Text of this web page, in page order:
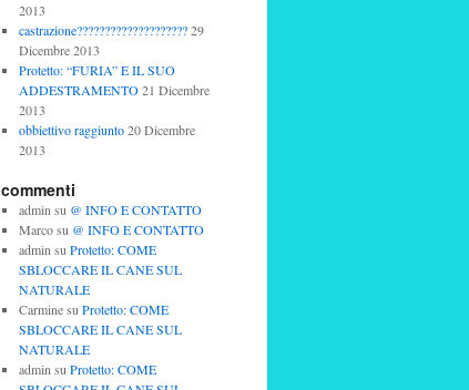
2013
castrazione???????????????????? 29
Dicembre 2013
Protetto: “FURIA” E IL SUO
ADDESTRAMENTO 21 Dicembre
2013
obbiettivo raggiunto 20 Dicembre
2013
commenti
admin su @ INFO E CONTATTO
Marcosu @ INFO E CONTATTO
admin su Protetto: COME
SBLOCCARE IL CANE SUL
NATURALE
Carminesu Protetto: COME
SBLOCCARE IL CANE SUL
NATURALE
admin su Protetto: COME